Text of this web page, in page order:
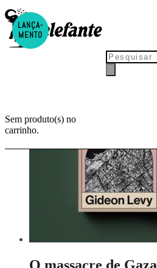
Sem produto(s) no
carrinho.
palestina
LANÇA-
MENTO
O massacre de Gaza